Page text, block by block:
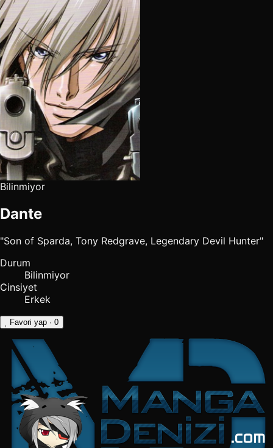
Bilinmiyor
Dante
"Son of Sparda, Tony Redgrave, Legendary Devil Hunter"
Durum
Bilinmiyor
Cinsiyet
Erkek
Favori yap · 0